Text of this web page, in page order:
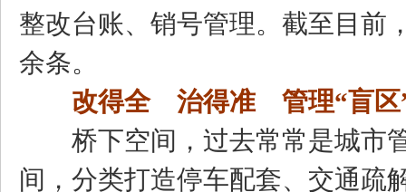
整改台账、销号管理。截至目前
余条。
改得全 治得准 管理“盲区
桥下空间，过去常常是城市管
间，分类打造停车配套、交通疏